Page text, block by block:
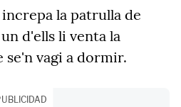
la patrulla de
d'ells li venta la
vagi a dormir.